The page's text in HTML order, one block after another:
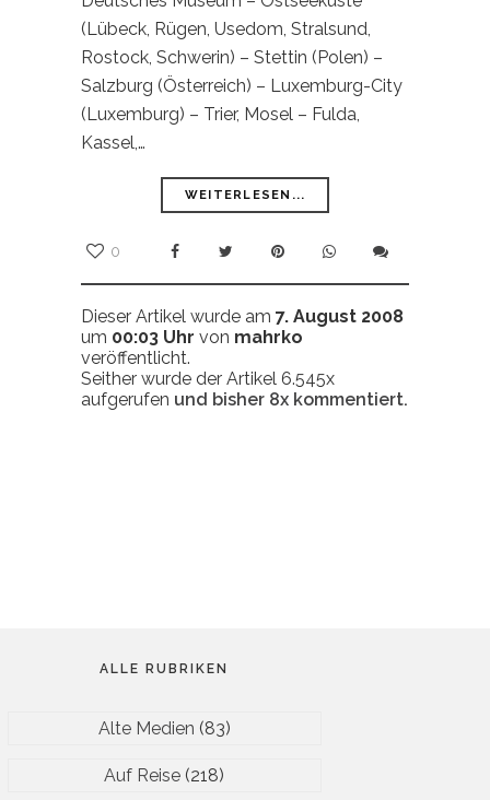
(Lübeck, Rügen, Usedom, Stralsund,
Rostock, Schwerin) – Stettin (Polen) –
Salzburg (Österreich) – Luxemburg-City
(Luxemburg) – Trier, Mosel – Fulda,
Kassel,…
WEITERLESEN...
0
Dieser Artikel wurde am 7. August 2008
um 00:03 Uhr von mahrko
veröffentlicht.
Seither wurde der Artikel 6.545x
aufgerufen und bisher 8x kommentiert.
ALLE RUBRIKEN
Alte Medien (83)
Auf Reise (218)